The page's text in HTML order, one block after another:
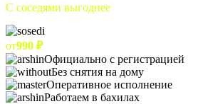
С соседями выгоднее
от990 ₽
Официально с регистрацией
Без снятия на дому
Оперативное исполнение
Работаем в бахилах